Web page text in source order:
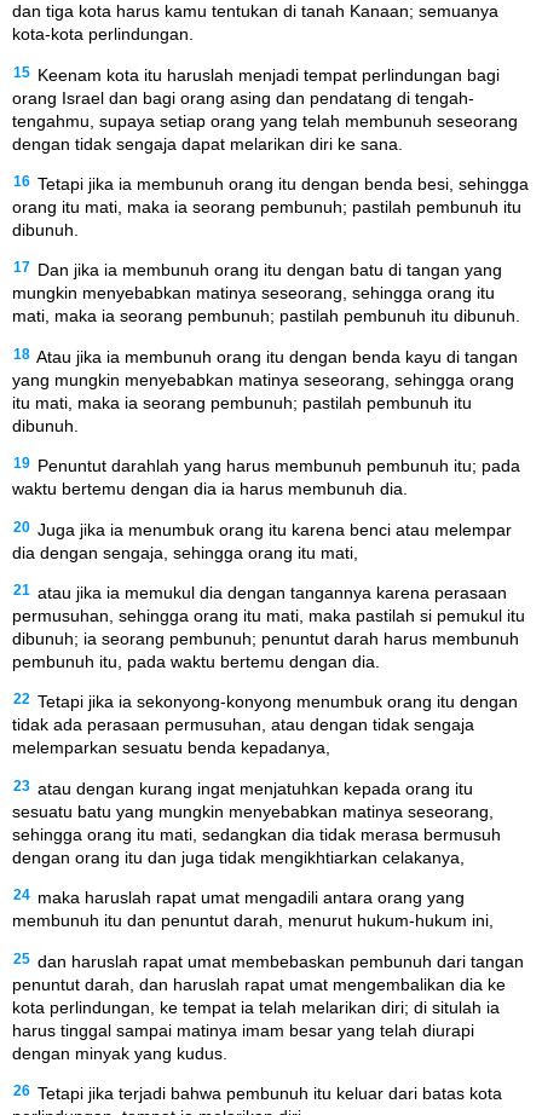
dan tiga kota harus kamu tentukan di tanah Kanaan; semuanya
kota-kota perlindungan.
15 Keenam kota itu haruslah menjadi tempat perlindungan bagi
orang Israel dan bagi orang asing dan pendatang di tengah-
tengahmu, supaya setiap orang yang telah membunuh seseorang
dengan tidak sengaja dapat melarikan diri ke sana.
16 Tetapi jika ia membunuh orang itu dengan benda besi, sehingga
orang itu mati, maka ia seorang pembunuh; pastilah pembunuh itu
dibunuh.
17
Dan jika ia membunuh orang itu dengan batu di tangan yang
mungkin menyebabkan matinya seseorang, sehingga orang itu
mati, maka ia seorang pembunuh; pastilah pembunuh itu dibunuh.
18 Atau jika ia membunuh orang itu dengan benda kayu di tangan
yang mungkin menyebabkan matinya seseorang, sehingga orang
itu mati, maka ia seorang pembunuh; pastilah pembunuh itu
dibunuh.
19 Penuntut darahlah yang harus membunuh pembunuh itu; pada
waktu bertemu dengan dia ia harus membunuh dia.
20 Juga jika ia menumbuk orang itu karena benci atau melempar
dia dengan sengaja, sehingga orang itu mati,
21 atau jika ia memukul dia dengan tangannya karena perasaan
permusuhan, sehingga orang itu mati, maka pastilah si pemukul itu
dibunuh; ia seorang pembunuh; penuntut darah harus membunuh
pembunuh itu, pada waktu bertemu dengan dia.
22 Tetapi jika ia sekonyong-konyong menumbuk orang itu dengan
tidak ada perasaan permusuhan, atau dengan tidak sengaja
melemparkan sesuatu benda kepadanya,
23 atau dengan kurang ingat menjatuhkan kepada orang itu
sesuatu batu yang mungkin menyebabkan matinya seseorang,
sehingga orang itu mati, sedangkan dia tidak merasa bermusuh
dengan orang itu dan juga tidak mengikhtiarkan celakanya,
24 maka haruslah rapat umat mengadili antara orang yang
membunuh itu dan penuntut darah, menurut hukum-hukum ini,
25 dan haruslah rapat umat membebaskan pembunuh dari tangan
penuntut darah, dan haruslah rapat umat mengembalikan dia ke
kota perlindungan, ke tempat ia telah melarikan diri; di situlah ia
harus tinggal sampai matinya imam besar yang telah diurapi
dengan minyak yang kudus.
26 Tetapi jika terjadi bahwa pembunuh itu keluar dari batas kota